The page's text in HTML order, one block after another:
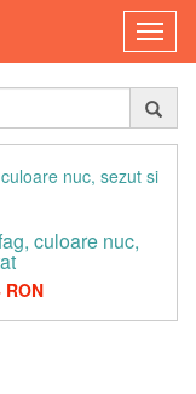
culoare nuc,
RON